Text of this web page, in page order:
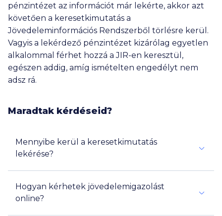
pénzintézet az információt már lekérte, akkor azt
követően a keresetkimutatás a
Jövedeleminformációs Rendszerből törlésre kerül.
Vagyis a lekérdező pénzintézet kizárólag egyetlen
alkalommal férhet hozzá a JIR-en keresztül,
egészen addig, amíg ismételten engedélyt nem
adsz rá.
Maradtak kérdéseid?
Mennyibe kerül a keresetkimutatás
lekérése?
Hogyan kérhetek jövedelemigazolást
online?